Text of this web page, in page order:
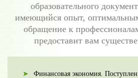
образовательного
имеющийся опыт,
обращение к
предоставит вам
Финансовая экономия.